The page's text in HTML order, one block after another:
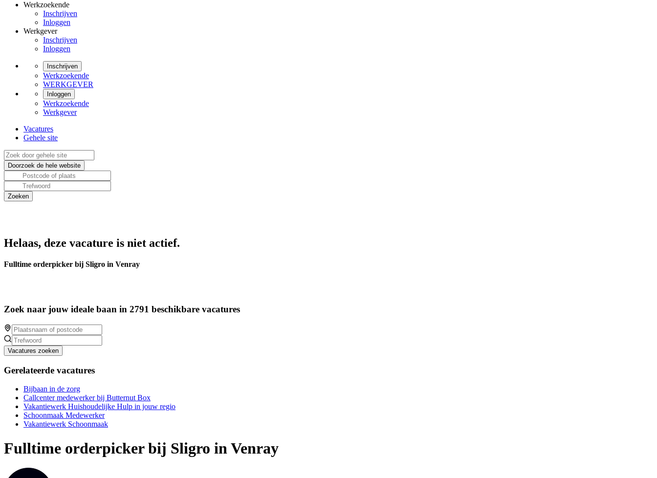
Werkzoekende
Inschrijven
Inloggen
Werkgever
Inschrijven
Inloggen
Inschrijven
Werkzoekende
WERKGEVER
Inloggen
Werkzoekende
Werkgever
Vacatures
Gehele site
Helaas, deze vacature is niet actief.
Fulltime orderpicker bij Sligro in Venray
Zoek naar jouw ideale baan in 2791 beschikbare vacatures
Vacatures zoeken
Gerelateerde vacatures
Bijbaan in de zorg
Callcenter medewerker bij Butternut Box
Vakantiewerk Huishoudelijke Hulp in jouw regio
Schoonmaak Medewerker
Vakantiewerk Schoonmaak
Fulltime orderpicker bij Sligro in Venray